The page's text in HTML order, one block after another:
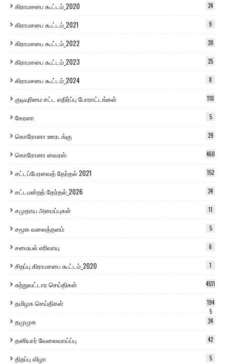
கிராமசபை கூட்டம்_2020 24
கிராமசபை கூட்டம்_2021 9
கிராமசபை கூட்டம்_2022 20
கிராமசபை கூட்டம்_2023 25
கிராமசபை கூட்டம்_2024 8
குடியுரிமை சட்ட எதிர்ப்பு போராட்டங்கள் 110
கேரளா 5
கொரோனா ஊரடங்கு 29
கொரோனா வைரஸ் 460
சட்டப்பேரவைத் தேர்தல் 2021 152
சட்டமன்றத் தேர்தல்_2026 24
சமுதாய அமைப்புகள் 11
சமூக வலைத்தளம் 5
சமையல் எரிவாயு 6
சிறப்பு கிராமசபை கூட்டம்_2020 1
சுற்றுவட்டார செய்திகள் 4511
தமிழக செய்திகள்
194
5
தமுமுக 24
தனியார் வேலைவாய்ப்பு 42
திறப்பு விழா 5